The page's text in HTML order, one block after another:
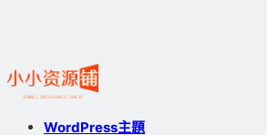
WordPress主題